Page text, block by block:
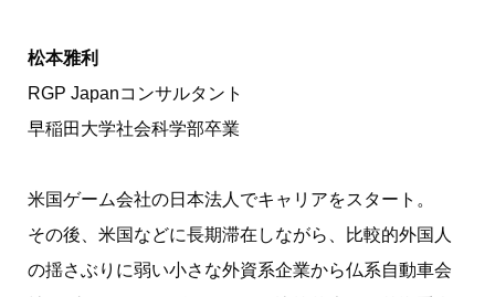
松本雅利
RGP Japanコンサルタント
早稲田大学社会科学部卒業
米国ゲーム会社の日本法人でキャリアをスタート。
その後、米国などに長期滞在しながら、比較的外国人
の揺さぶりに弱い小さな外資系企業から仏系自動車会